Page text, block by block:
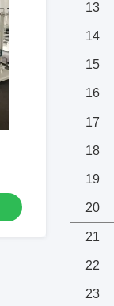
13
14
15
16
17
18
19
20
21
22
23